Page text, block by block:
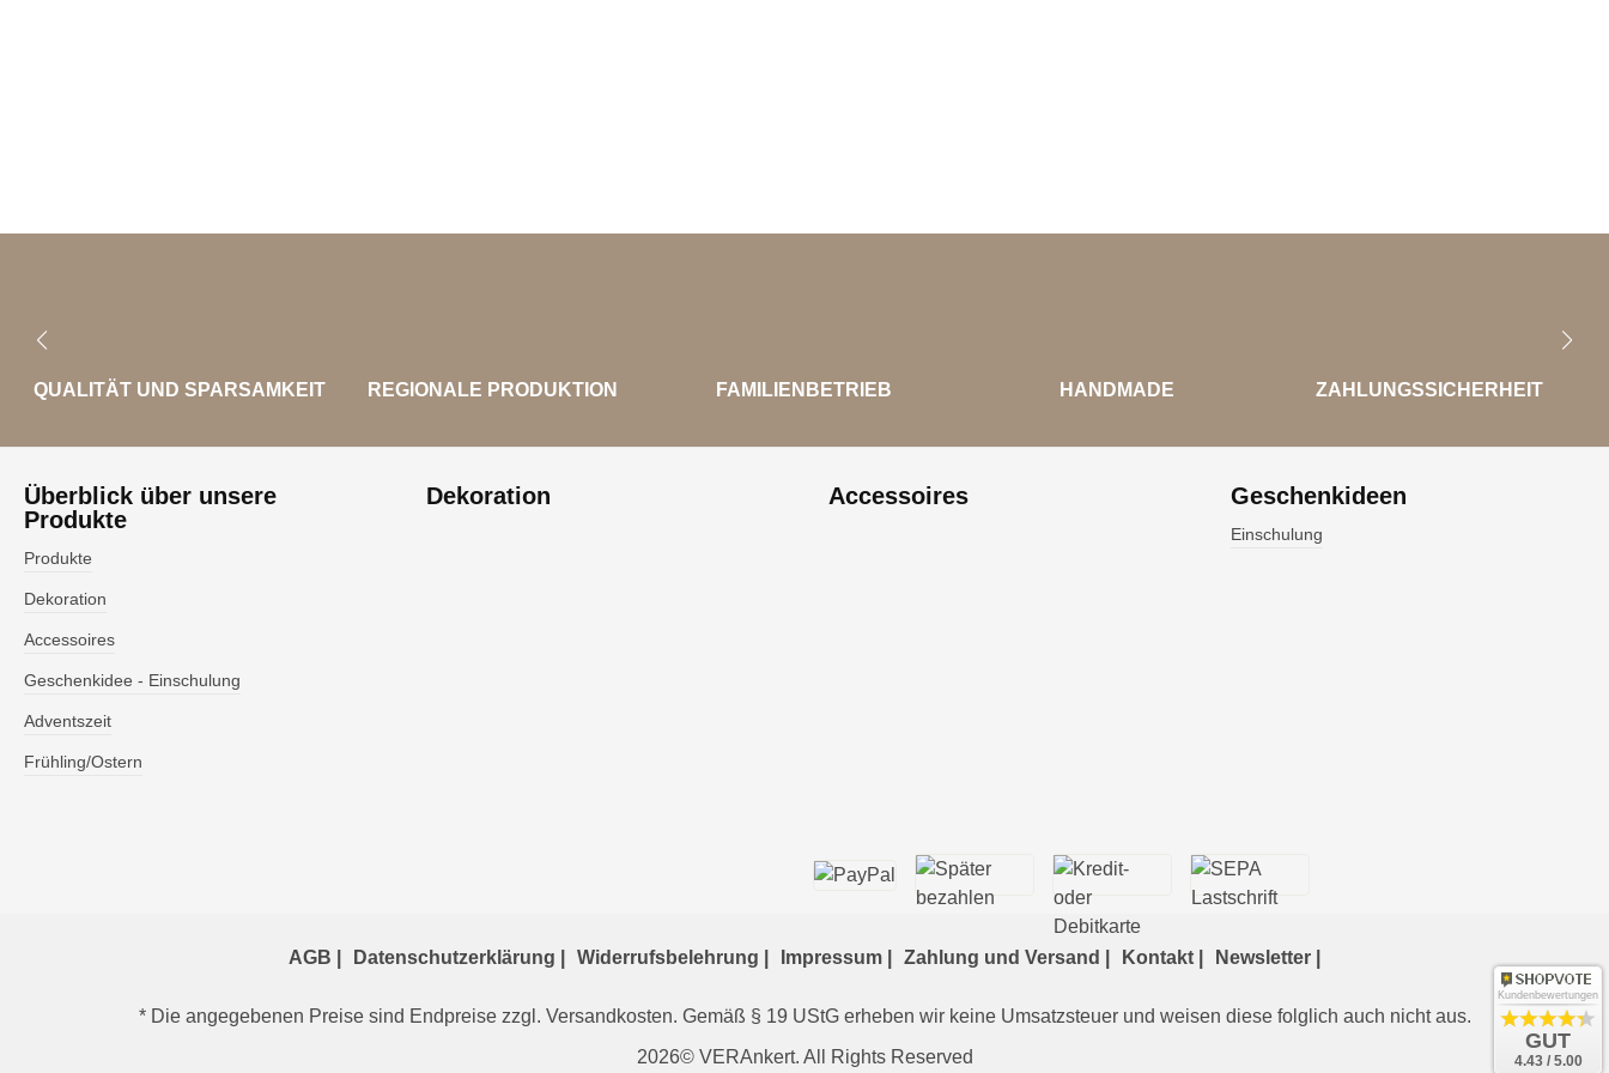
QUALITÄT UND SPARSAMKEIT REGIONALE PRODUKTION FAMILIENBETRIEB HANDMADE ZAHLUNGSSICHERHEIT
Überblick über unsere
Produkte
Produkte
Dekoration
Accessoires
Geschenkidee - Einschulung
Adventszeit
Frühling/Ostern
Dekoration Accessoires Geschenkideen
Einschulung
AGB | Datenschutzerklärung | Widerrufsbelehrung | Impressum | Zahlung und Versand | Kontakt | Newsletter |
* Die angegebenen Preise sind Endpreise zzgl. Versandkosten. Gemäß § 19 UStG erheben wir keine Umsatzsteuer und weisen diese folglich auch nicht aus.
2026© VERAnkert. All Rights Reserved
Kundenbewertungen
GUT
4.43 / 5.00